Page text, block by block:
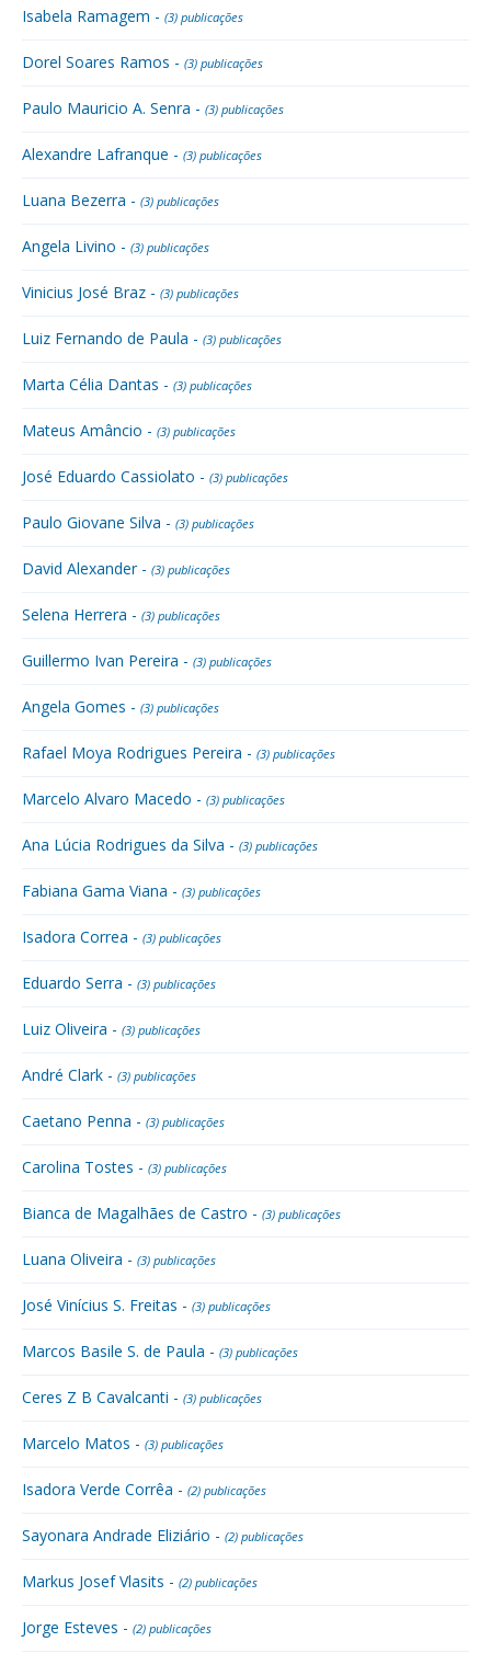
Isabela Ramagem - (3) publicações
Dorel Soares Ramos - (3) publicações
Paulo Mauricio A. Senra - (3) publicações
Alexandre Lafranque - (3) publicações
Luana Bezerra - (3) publicações
Angela Livino - (3) publicações
Vinicius José Braz - (3) publicações
Luiz Fernando de Paula - (3) publicações
Marta Célia Dantas - (3) publicações
Mateus Amâncio - (3) publicações
José Eduardo Cassiolato - (3) publicações
Paulo Giovane Silva - (3) publicações
David Alexander - (3) publicações
Selena Herrera - (3) publicações
Guillermo Ivan Pereira - (3) publicações
Angela Gomes - (3) publicações
Rafael Moya Rodrigues Pereira - (3) publicações
Marcelo Alvaro Macedo - (3) publicações
Ana Lúcia Rodrigues da Silva - (3) publicações
Fabiana Gama Viana - (3) publicações
Isadora Correa - (3) publicações
Eduardo Serra - (3) publicações
Luiz Oliveira - (3) publicações
André Clark - (3) publicações
Caetano Penna - (3) publicações
Carolina Tostes - (3) publicações
Bianca de Magalhães de Castro - (3) publicações
Luana Oliveira - (3) publicações
José Vinícius S. Freitas - (3) publicações
Marcos Basile S. de Paula - (3) publicações
Ceres Z B Cavalcanti - (3) publicações
Marcelo Matos - (3) publicações
Isadora Verde Corrêa - (2) publicações
Sayonara Andrade Eliziário - (2) publicações
Markus Josef Vlasits - (2) publicações
Jorge Esteves - (2) publicações